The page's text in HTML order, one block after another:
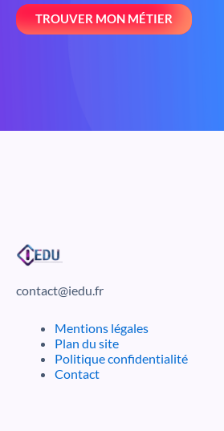
TROUVER MON MÉTIER
contact@iedu.fr
Mentions légales
Plan du site
Politique confidentialité
Contact